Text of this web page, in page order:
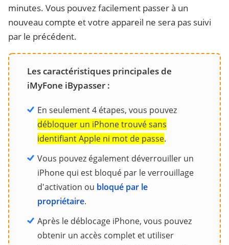
minutes. Vous pouvez facilement passer à un
nouveau compte et votre appareil ne sera pas suivi
par le précédent.
Les caractéristiques principales de
iMyFone iBypasser :
En seulement 4 étapes, vous pouvez
débloquer un iPhone trouvé sans
identifiant Apple ni mot de passe.
Vous pouvez également déverrouiller un
iPhone qui est bloqué par le verrouillage
d'activation ou bloqué par le
propriétaire.
Après le déblocage iPhone, vous pouvez
obtenir un accès complet et utiliser